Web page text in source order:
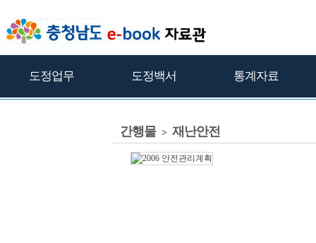
도정업무 도정백서 통계자료
간행물 > 재난안전